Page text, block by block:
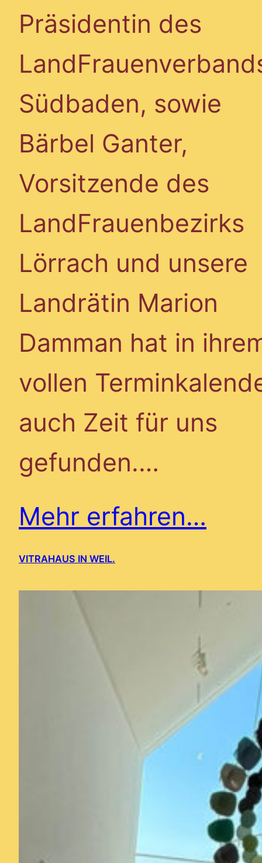
Präsidentin des
Südbaden, sowie
Bärbel Ganter,
Vorsitzende des
LandFrauenbezirks
Lörrach und unsere
Landrätin Marion
Damman hat in
vollen
auch Zeit für uns
gefunden.…
Mehr erfahren…
VITRAHAUS IN WEIL.